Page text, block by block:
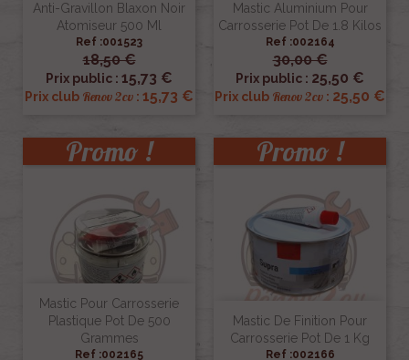
Anti-Gravillon Blaxon Noir
Atomiseur 500 Ml
Ref :001523
18,50 €
Prix public : 15,73 €
Prix club Renov 2cv : 15,73 €
Mastic Aluminium Pour
Carrosserie Pot De 1.8 Kilos
Ref :002164
30,00 €
Prix public : 25,50 €
Prix club Renov 2cv : 25,50 €
Mastic Pour Carrosserie
Plastique Pot De 500
Grammes
Ref :002165
Promo !
Mastic De Finition Pour
Carrosserie Pot De 1 Kg
Ref :002166
Promo !